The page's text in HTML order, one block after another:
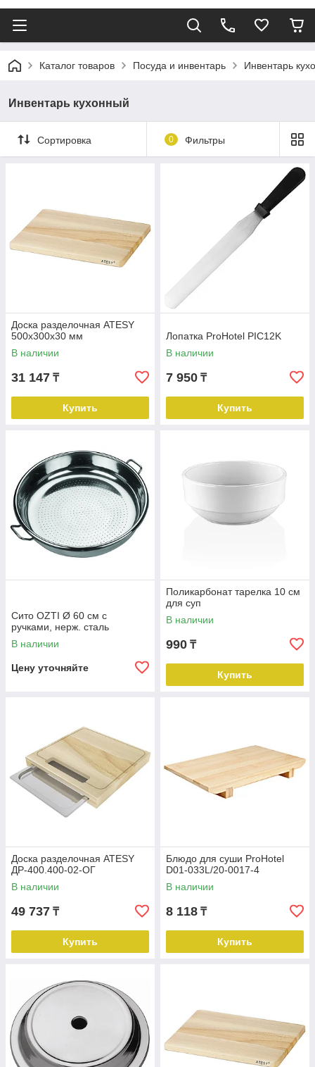
Каталог товаров Посуда и инвентарь Инвентарь
Инвентарь кухонный
Сортировка 0 Фильтры
Доска разделочная ATESY
500х300х30 мм
В наличии
31 147 ₸
Купить
Лопатка ProHotel PIC12K
В наличии
7 950 ₸
Купить
Сито OZTI Ø 60 см с
ручками, нерж. сталь
В наличии
Цену уточняйте
Поликарбонат тарелка 10 см
для суп
В наличии
990 ₸
Купить
Доска разделочная ATESY
ДР-400.400-02-ОГ
В наличии
49 737 ₸
Купить
Блюдо для суши ProHotel
D01-033L/20-0017-4
В наличии
8 118 ₸
Купить